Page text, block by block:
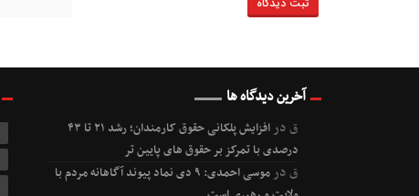
آخرین دیدگاه ها
قدر
افزایش پلکانی حقوق کارمندان؛ رشد ۲۱ تا ۴۳
درصدی با تمرکز بر حقوق های پایین تر
قدر
موسی احمدی: ۹ دی نماد پیوند آگاهانه مردم با